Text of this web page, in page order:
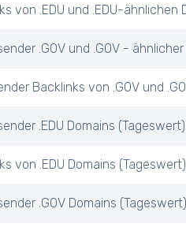
von .EDU und .EDU-ähnlichen
.GOV und .GOV -
Backlinks von .GOV und
.EDU Domains (Tageswert)
von .EDU Domains (Tageswert)
.GOV Domains (Tageswert)